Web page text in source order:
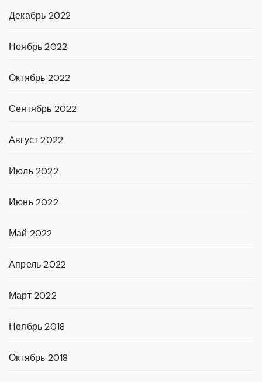
Декабрь 2022
Ноябрь 2022
Октябрь 2022
Сентябрь 2022
Август 2022
Июль 2022
Июнь 2022
Май 2022
Апрель 2022
Март 2022
Ноябрь 2018
Октябрь 2018